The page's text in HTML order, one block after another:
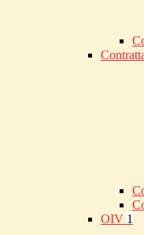
OIV 1